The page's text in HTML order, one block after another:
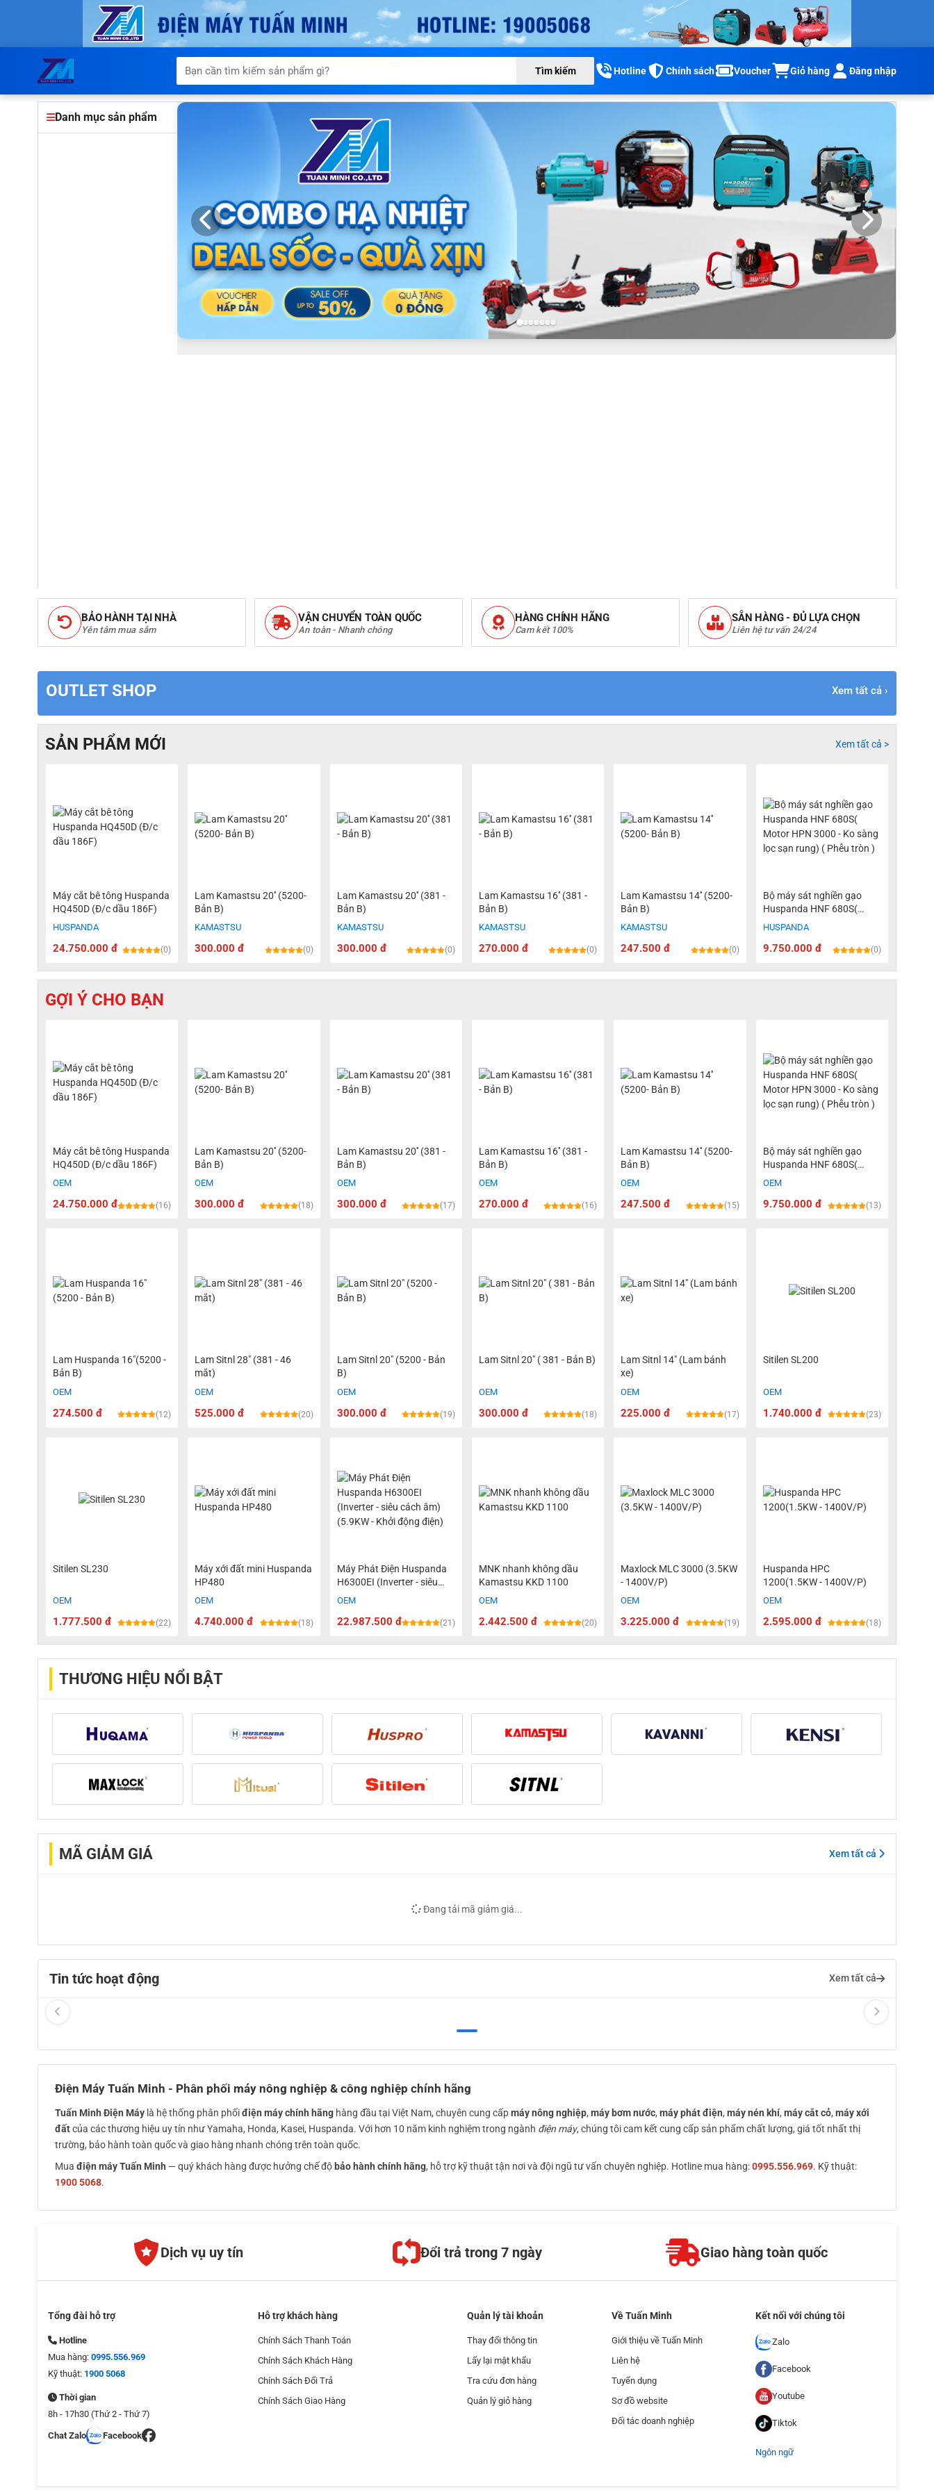
Tìm kiếm Hotline Chính sách Voucher Giỏ hàng Đăng nhập
Danh mục sản phẩm
BẢO HÀNH TẠI NHÀ
Yên tâm mua sắm
VẬN CHUYỂN TOÀN QUỐC
An toàn - Nhanh chóng
HÀNG CHÍNH HÃNG
Cam kết 100%
SẴN HÀNG - ĐỦ LỰA CHỌN
Liên hệ tư vấn 24/24
OUTLET SHOP Xem tất cả ›
SẢN PHẨM MỚI Xem tất cả >
Máy cắt bê tông Huspanda
HQ450D (Đ/c dầu 186F)
HUSPANDA
24.750.000 đ (0)
Lam Kamastsu 20'' (5200-
Bản B)
KAMASTSU
300.000 đ (0)
Lam Kamastsu 20'' (381 -
Bản B)
KAMASTSU
300.000 đ (0)
Lam Kamastsu 16'' (381 -
Bản B)
KAMASTSU
270.000 đ (0)
Lam Kamastsu 14'' (5200-
Bản B)
KAMASTSU
247.500 đ (0)
Bộ máy sát nghiền gạo
Huspanda HNF 680S(
Motor HPN 3000 - Ko sàng
HUSPANDA
9.750.000 đ (0)
GỢI Ý CHO BẠN
Máy cắt bê tông Huspanda
HQ450D (Đ/c dầu 186F)
OEM
24.750.000 đ (16)
Lam Kamastsu 20'' (5200-
Bản B)
OEM
300.000 đ (18)
Lam Kamastsu 20'' (381 -
Bản B)
OEM
300.000 đ (17)
Lam Kamastsu 16'' (381 -
Bản B)
OEM
270.000 đ (16)
Lam Kamastsu 14'' (5200-
Bản B)
OEM
247.500 đ (15)
Bộ máy sát nghiền gạo
Huspanda HNF 680S(
Motor HPN 3000 - Ko sàng
OEM
9.750.000 đ (13)
Lam Huspanda 16"(5200 -
Bản B)
OEM
274.500 đ (12)
Lam Sitnl 28" (381 - 46
mắt)
OEM
525.000 đ (20)
Lam Sitnl 20" (5200 - Bản
B)
OEM
300.000 đ (19)
Lam Sitnl 20" ( 381 - Bản B)
OEM
300.000 đ (18)
Lam Sitnl 14" (Lam bánh
xe)
OEM
225.000 đ (17)
Sitilen SL200
OEM
1.740.000 đ (23)
Sitilen SL230
OEM
1.777.500 đ (22)
Máy xới đất mini Huspanda
HP480
OEM
4.740.000 đ (18)
Máy Phát Điện Huspanda
H6300EI (Inverter - siêu
cách âm) (5.9KW - Khởi
OEM
22.987.500 đ (21)
MNK nhanh không dầu
Kamastsu KKD 1100
OEM
2.442.500 đ (20)
Maxlock MLC 3000 (3.5KW
- 1400V/P)
OEM
3.225.000 đ (19)
Huspanda HPC
1200(1.5KW - 1400V/P)
OEM
2.595.000 đ (18)
THƯƠNG HIỆU NỔI BẬT
MÃ GIẢM GIÁ Xem tất cả
Đang tải mã giảm giá...
Tin tức hoạt động Xem tất cả
Điện Máy Tuấn Minh - Phân phối máy nông nghiệp & công nghiệp chính hãng
Tuấn Minh Điện Máy là hệ thống phân phốiđiện máy chính hãng hàng đầu tại Việt Nam, chuyên cung cấpmáy nông nghiệp, máy bơm nước, máy phát điện, máy nén khí, máy cắt cỏ, máy xới
đấtcủa các thương hiệu uy tín như Yamaha, Honda, Kasei, Huspanda. Với hơn 10 năm kinh nghiệm trong ngành điện máy, chúng tôi cam kết cung cấp sản phẩm chất lượng, giá tốt nhất thị
trường, bảo hành toàn quốc và giao hàng nhanh chóng trên toàn quốc.
Mua điện máy Tuấn Minh — quý khách hàng được hưởng chế độ bảo hành chính hãng, hỗ trợ kỹ thuật tận nơi và đội ngũ tư vấn chuyên nghiệp. Hotline mua hàng:0995.556.969. Kỹ thuật:
1900 5068.
Dịch vụ uy tín Đổi trả trong 7 ngày Giao hàng toàn quốc
Tổng đài hỗ trợ
Hotline
Mua hàng: 0995.556.969
Kỹ thuật: 1900 5068
Thời gian
8h - 17h30 (Thứ 2 - Thứ 7)
Chat Zalo Facebook
Hỗ trợ khách hàng
Chính Sách Thanh Toán
Chính Sách Khách Hàng
Chính Sách Đổi Trả
Chính Sách Giao Hàng
Quản lý tài khoản
Thay đổi thông tin
Lấy lại mật khẩu
Tra cứu đơn hàng
Quản lý giỏ hàng
Về Tuấn Minh
Giới thiệu về Tuấn Minh
Liên hệ
Tuyển dụng
Sơ đồ website
Đối tác doanh nghiệp
Kết nối với chúng tôi
Zalo
Facebook
Youtube
Tiktok
Ngôn ngữ